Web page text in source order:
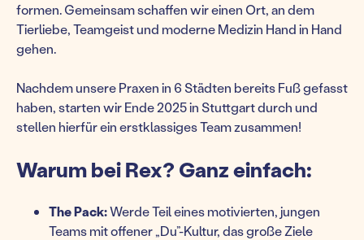
formen. Gemeinsam schaffen wir einen Ort, an dem
Tierliebe, Teamgeist und moderne Medizin Hand in Hand
gehen.
Nachdem unsere Praxen in 6 Städten bereits Fuß gefasst
haben, starten wir Ende 2025 in Stuttgart durch und
stellen hierfür ein erstklassiges Team zusammen!
Warum bei Rex? Ganz einfach:
The Pack:Werde Teil eines motivierten, jungen
Teams mit offener „Du”-Kultur, das große Ziele